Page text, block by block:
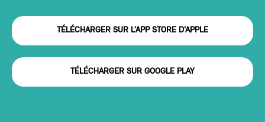
TÉLÉCHARGER SUR L’APP STORE D’APPLE
TÉLÉCHARGER SUR GOOGLE PLAY